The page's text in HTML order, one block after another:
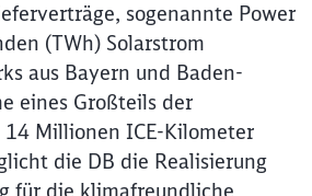
sogenannte Power
(TWh) Solarstrom
aus Bayern und Baden-
eines Großteils der
Millionen ICE-Kilometer
die DB die Realisierung